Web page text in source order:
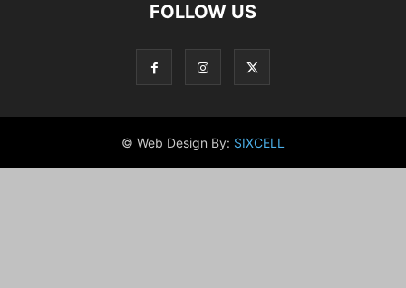
FOLLOW US
© Web Design By: SIXCELL